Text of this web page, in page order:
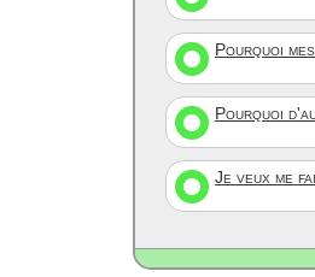
Pourquoi
Pourquoi
Je veux me